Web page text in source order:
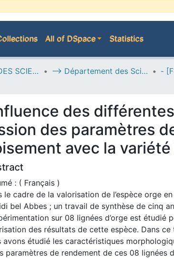
All of DSpace Statistics
H--> FACULTE DES SCIENCES DE LA NATURE ET DE LA VIE --> Département des Sciences de l’Agronomie
des
des paramètres
avec la
: ( Français )
le cadre de la valorisation de l’espèce orge
bel Abbes ; un travail de synthèse de cinq
sur 08 lignées d’orge est étudié
des résultats de cette espèce. Dans ce
avons étudié les caractéristiques
paramètres de rendement de ces 08 lignées